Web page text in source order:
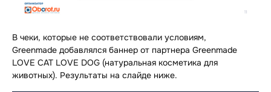
В чеки, которые не соответствовали условиям,
Greenmade добавлялся баннер от партнера Greenmade
LOVE CAT LOVE DOG (натуральная косметика для
животных). Результаты на слайде ниже.